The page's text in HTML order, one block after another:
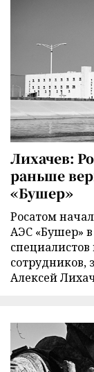
Лихачев:
раньше
«Бушер»
Росатом
АЭС «Бушер»
специалистов
сотрудников,
Алексей